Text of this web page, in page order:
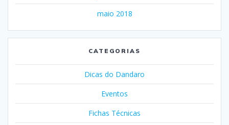
maio 2018
CATEGORIAS
Dicas do Dandaro
Eventos
Fichas Técnicas